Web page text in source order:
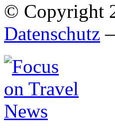
© Copyright
Datenschutz